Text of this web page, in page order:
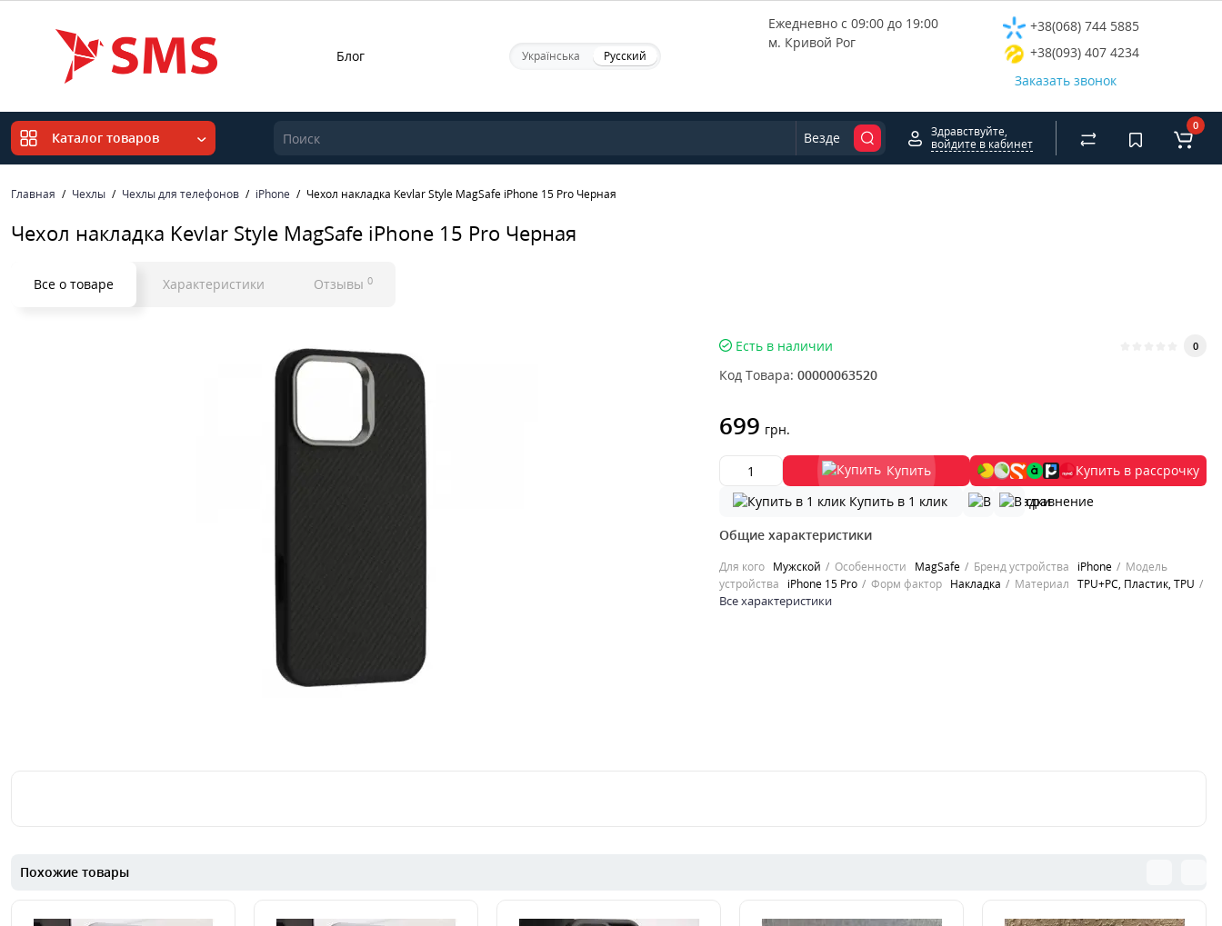
Блог Українська Русский
Ежедневно с 09:00 до 19:00
м. Кривой Рог
+38(068) 744 5885
+38(093) 407 4234
Заказать звонок
Каталог товаров Везде
Здравствуйте,
войдите в кабинет
0
Главная Чехлы Чехлы для телефонов iPhone Чехол накладка Kevlar Style MagSafe iPhone 15 Pro Черная
Чехол накладка Kevlar Style MagSafe iPhone 15 Pro Черная
Все о товаре Характеристики Отзывы 0
Есть в наличии 0
Код Товара: 00000063520
699 грн.
Купить
Купить в рассрочку
Купить в 1 клик
Общие характеристики
Для кого Мужской Особенности MagSafe Бренд устройства iPhone
Модель
устройства
iPhone 15 Pro Форм фактор Накладка Материал TPU+PC, Пластик, TPU
Все характеристики
Похожие товары